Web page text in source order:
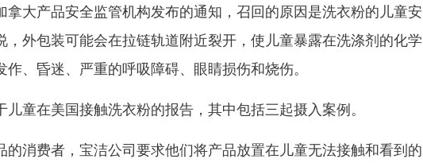
大产品安全监管机构发布的通知，召回的原因是洗衣粉的儿童安
，外包装可能会在拉链轨道附近裂开，使儿童暴露在洗涤剂的化学
、昏迷、严重的呼吸障碍、眼睛损伤和烧伤。
在美国接触洗衣粉的报告，其中包括三起摄入案例。
消费者，宝洁公司要求他们将产品放置在儿童无法接触和看到的